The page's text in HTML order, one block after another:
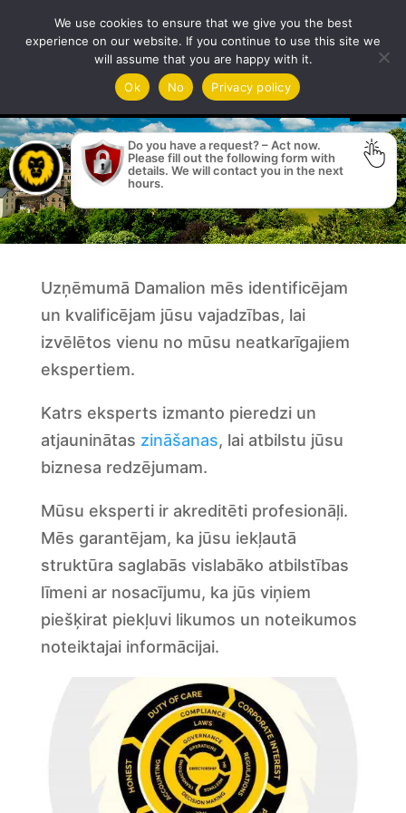
Uzņēmumā Damalion mēs identificējam
un kvalificējam jūsu vajadzības, lai
izvēlētos vienu no mūsu neatkarīgajiem
ekspertiem.
Katrs eksperts izmanto pieredzi un
atjauninātas zināšanas, lai atbilstu jūsu
biznesa redzējumam.
Mūsu eksperti ir akreditēti profesionāļi.
Mēs garantējam, ka jūsu iekļautā
struktūra saglabās vislabāko atbilstības
līmeni ar nosacījumu, ka jūs viņiem
piešķirat piekļuvi likumos un noteikumos
noteiktajai informācijai.
We use cookies to ensure that we give you the best
experience on our website. If you continue to use this site we
will assume that you are happy with it.
Ok
No Privacy policy
Do you have a request? – Act now.
Please fill out the following form with
details. We will contact you in the next
hours.